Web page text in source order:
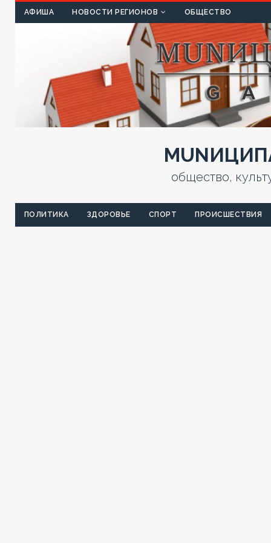
АФИША НОВОСТИ РЕГИОНОВ ОБЩЕСТВО
общество,
ПОЛИТИКА ЗДОРОВЬЕ СПОРТ ПРОИСШЕСТВИЯ